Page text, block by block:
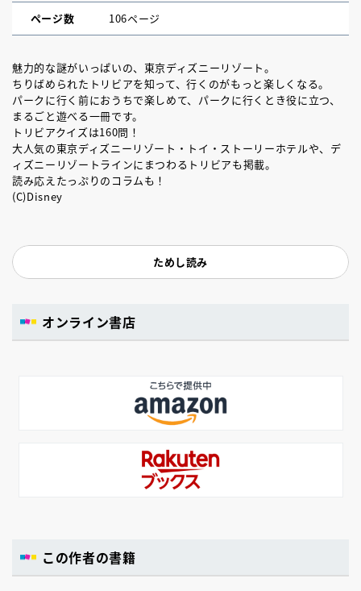
ページ数 106ページ
魅力的な謎がいっぱいの、東京ディズニーリゾート。
ちりばめられたトリビアを知って、行くのがもっと楽しくなる。
パークに行く前におうちで楽しめて、パークに行くとき役に立つ、
まるごと遊べる一冊です。
トリビアクイズは160問！
大人気の東京ディズニーリゾート・トイ・ストーリーホテルや、デ
ィズニーリゾートラインにまつわるトリビアも掲載。
読み応えたっぷりのコラムも！
(C)Disney
ためし読み
オンライン書店
この作者の書籍